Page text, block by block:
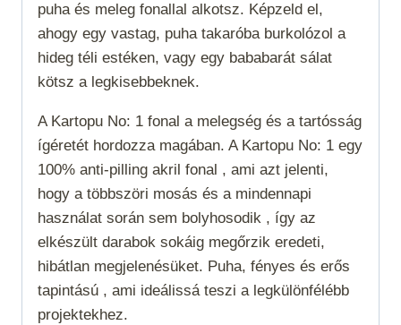
puha és meleg fonallal alkotsz. Képzeld el,
ahogy egy vastag, puha takaróba burkolózol a
hideg téli estéken, vagy egy bababarát sálat
kötsz a legkisebbeknek.
A Kartopu No: 1 fonal a melegség és a tartósság
ígéretét hordozza magában. A Kartopu No: 1 egy
100% anti-pilling akril fonal , ami azt jelenti,
hogy a többszöri mosás és a mindennapi
használat során sem bolyhosodik , így az
elkészült darabok sokáig megőrzik eredeti,
hibátlan megjelenésüket. Puha, fényes és erős
tapintású , ami ideálissá teszi a legkülönfélébb
projektekhez.